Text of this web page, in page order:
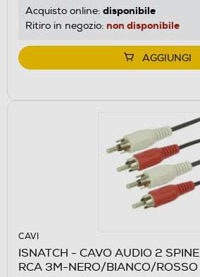
Acquisto online: disponibile
Ritiro in negozio: non disponibile
AGGIUNGI
CAVI
ISNATCH - CAVO AUDIO 2
RCA 3M-NERO/BIANCO/ROSSO